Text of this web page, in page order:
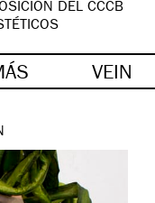
DEL CCCB
VEIN